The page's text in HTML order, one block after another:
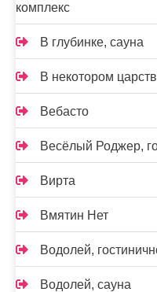
комплекс
В глубинке, сауна
В некотором
Вебасто
Весёлый Роджер,
Вирта
Вмятин Нет
Водолей,
Водолей, сауна